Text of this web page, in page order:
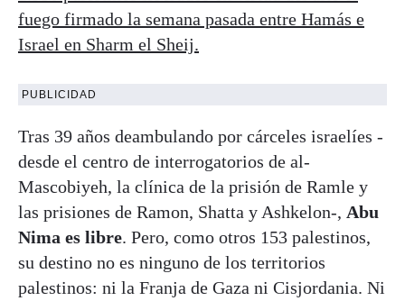
fuego firmado la semana pasada entre Hamás e
Israel en Sharm el Sheij.
PUBLICIDAD
Tras 39 años deambulando por cárceles israelíes -
desde el centro de interrogatorios de al-
Mascobiyeh, la clínica de la prisión de Ramle y
las prisiones de Ramon, Shatta y Ashkelon-, Abu
Nima es libre. Pero, como otros 153 palestinos,
su destino no es ninguno de los territorios
palestinos: ni la Franja de Gaza ni Cisjordania. Ni